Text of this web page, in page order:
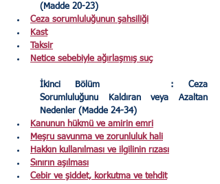
(Madde 20-23)
Ceza sorumluluğunun şahsiliği
Kast
Taksir
Netice sebebiyle ağırlaşmış suç
İkinci Bölüm
: Ceza
Sorumluluğunu Kaldıran veya Azaltan
Nedenler (Madde 24-34)
Kanunun hükmü ve amirin emri
Meşru savunma ve zorunluluk hali
Hakkın kullanılması ve ilgilinin rızası
Sınırın aşılması
Cebir ve şiddet, korkutma ve tehdit